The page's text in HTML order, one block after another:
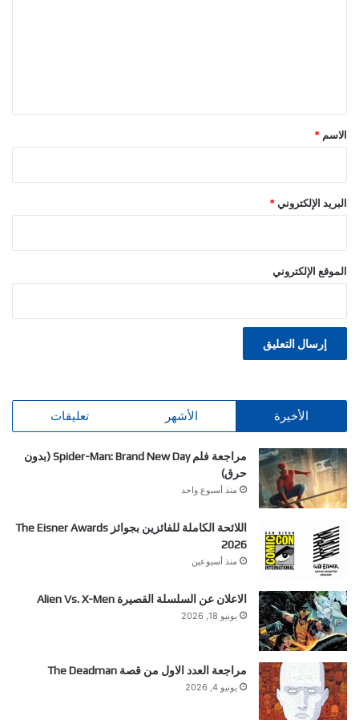
*
الاسم *
البريد الإلكتروني *
الموقع الإلكتروني
الأخيرة الأشهر تعليقات
مراجعة فلم Spider-Man: Brand New Day (بدون
حرق)
منذ أسبوع واحد
اللائحة الكاملة للفائزين بجوائز The Eisner Awards
2026
منذ أسبوعين
الاعلان عن السلسلة القصيرة Alien Vs. X-Men
يونيو 18, 2026
مراجعة العدد الاول من قصة The Deadman
يونيو 4, 2026